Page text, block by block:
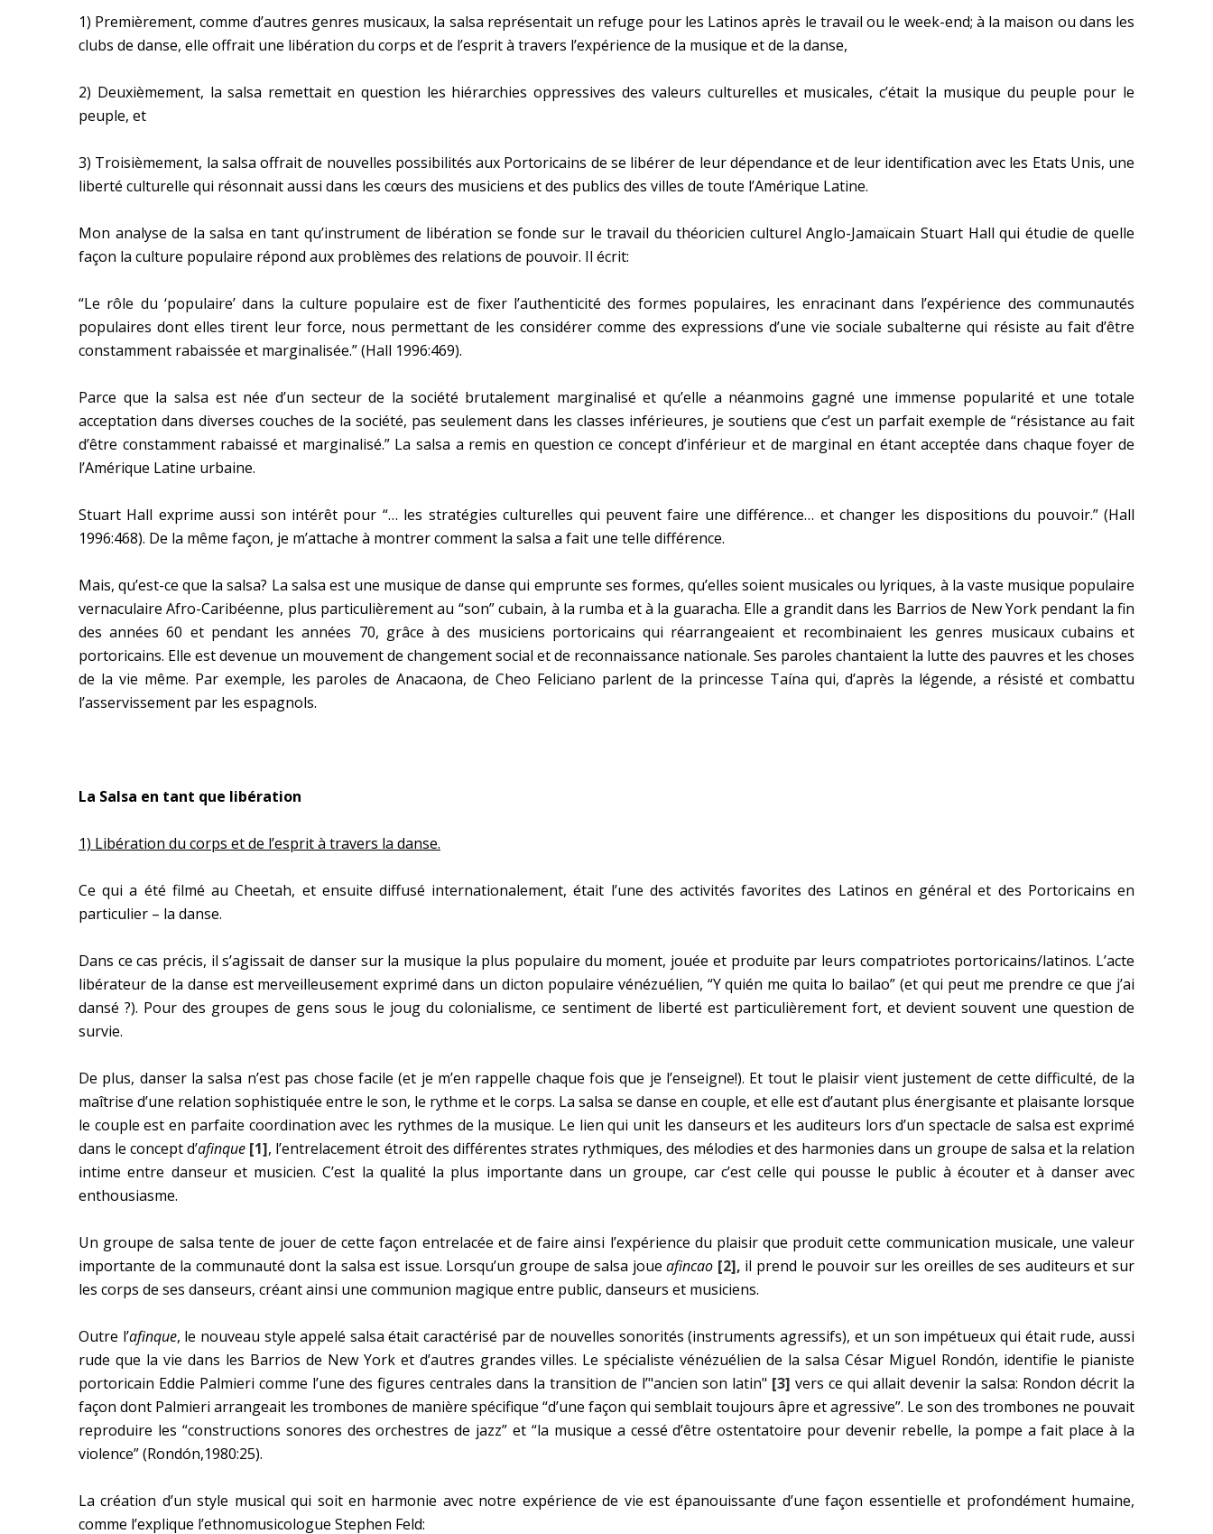
1) Premièrement, comme d’autres genres musicaux, la salsa représentait un refuge pour les Latinos après le travail ou le week-end; à la maison ou dans les
clubs de danse, elle offrait une libération du corps et de l’esprit à travers l’expérience de la musique et de la danse,
2) Deuxièmement, la salsa remettait en question les hiérarchies oppressives des valeurs culturelles et musicales, c’était la musique du peuple pour le
peuple, et
3) Troisièmement, la salsa offrait de nouvelles possibilités aux Portoricains de se libérer de leur dépendance et de leur identification avec les Etats Unis, une
liberté culturelle qui résonnait aussi dans les cœurs des musiciens et des publics des villes de toute l’Amérique Latine.
Mon analyse de la salsa en tant qu’instrument de libération se fonde sur le travail du théoricien culturel Anglo-Jamaïcain Stuart Hall qui étudie de quelle
façon la culture populaire répond aux problèmes des relations de pouvoir. Il écrit:
“Le rôle du ‘populaire’ dans la culture populaire est de fixer l’authenticité des formes populaires, les enracinant dans l’expérience des communautés
populaires dont elles tirent leur force, nous permettant de les considérer comme des expressions d’une vie sociale subalterne qui résiste au fait d’être
constamment rabaissée et marginalisée.” (Hall 1996:469).
Parce que la salsa est née d’un secteur de la société brutalement marginalisé et qu’elle a néanmoins gagné une immense popularité et une totale
acceptation dans diverses couches de la société, pas seulement dans les classes inférieures, je soutiens que c’est un parfait exemple de “résistance au fait
d’être constamment rabaissé et marginalisé.” La salsa a remis en question ce concept d’inférieur et de marginal en étant acceptée dans chaque foyer de
l’Amérique Latine urbaine.
Stuart Hall exprime aussi son intérêt pour “… les stratégies culturelles qui peuvent faire une différence… et changer les dispositions du pouvoir.” (Hall
1996:468). De la même façon, je m’attache à montrer comment la salsa a fait une telle différence.
Mais, qu’est-ce que la salsa? La salsa est une musique de danse qui emprunte ses formes, qu’elles soient musicales ou lyriques, à la vaste musique populaire
vernaculaire Afro-Caribéenne, plus particulièrement au “son” cubain, à la rumba et à la guaracha. Elle a grandit dans les Barrios de New York pendant la fin
des années 60 et pendant les années 70, grâce à des musiciens portoricains qui réarrangeaient et recombinaient les genres musicaux cubains et
portoricains. Elle est devenue un mouvement de changement social et de reconnaissance nationale. Ses paroles chantaient la lutte des pauvres et les choses
de la vie même. Par exemple, les paroles de Anacaona, de Cheo Feliciano parlent de la princesse Taína qui, d’après la légende, a résisté et combattu
l’asservissement par les espagnols.
La Salsa en tant que libération
1) Libération du corps et de l’esprit à travers la danse.
Ce qui a été filmé au Cheetah, et ensuite diffusé internationalement, était l’une des activités favorites des Latinos en général et des Portoricains en
particulier – la danse.
Dans ce cas précis, il s’agissait de danser sur la musique la plus populaire du moment, jouée et produite par leurs compatriotes portoricains/latinos. L’acte
libérateur de la danse est merveilleusement exprimé dans un dicton populaire vénézuélien, “Y quién me quita lo bailao” (et qui peut me prendre ce que j’ai
dansé ?). Pour des groupes de gens sous le joug du colonialisme, ce sentiment de liberté est particulièrement fort, et devient souvent une question de
survie.
De plus, danser la salsa n’est pas chose facile (et je m’en rappelle chaque fois que je l’enseigne!). Et tout le plaisir vient justement de cette difficulté, de la
maîtrise d’une relation sophistiquée entre le son, le rythme et le corps. La salsa se danse en couple, et elle est d’autant plus énergisante et plaisante lorsque
le couple est en parfaite coordination avec les rythmes de la musique. Le lien qui unit les danseurs et les auditeurs lors d’un spectacle de salsa est exprimé
dans le concept d’afinque [1], l’entrelacement étroit des différentes strates rythmiques, des mélodies et des harmonies dans un groupe de salsa et la relation
intime entre danseur et musicien. C’est la qualité la plus importante dans un groupe, car c’est celle qui pousse le public à écouter et à danser avec
enthousiasme.
Un groupe de salsa tente de jouer de cette façon entrelacée et de faire ainsi l’expérience du plaisir que produit cette communication musicale, une valeur
importante de la communauté dont la salsa est issue. Lorsqu’un groupe de salsa joueafincao [2], il prend le pouvoir sur les oreilles de ses auditeurs et sur
les corps de ses danseurs, créant ainsi une communion magique entre public, danseurs et musiciens.
Outre l’afinque, le nouveau style appelé salsa était caractérisé par de nouvelles sonorités (instruments agressifs), et un son impétueux qui était rude, aussi
rude que la vie dans les Barrios de New York et d’autres grandes villes. Le spécialiste vénézuélien de la salsa César Miguel Rondón, identifie le pianiste
portoricain Eddie Palmieri comme l’une des figures centrales dans la transition de l’"ancien son latin" [3] vers ce qui allait devenir la salsa: Rondon décrit la
façon dont Palmieri arrangeait les trombones de manière spécifique “d’une façon qui semblait toujours âpre et agressive”. Le son des trombones ne pouvait
reproduire les “constructions sonores des orchestres de jazz” et “la musique a cessé d’être ostentatoire pour devenir rebelle, la pompe a fait place à la
violence” (Rondón,1980:25).
La création d’un style musical qui soit en harmonie avec notre expérience de vie est épanouissante d’une façon essentielle et profondément humaine,
comme l’explique l’ethnomusicologue Stephen Feld: